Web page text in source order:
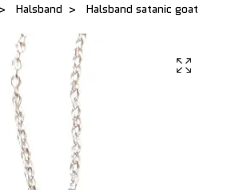
Halsband Halsband satanic goat